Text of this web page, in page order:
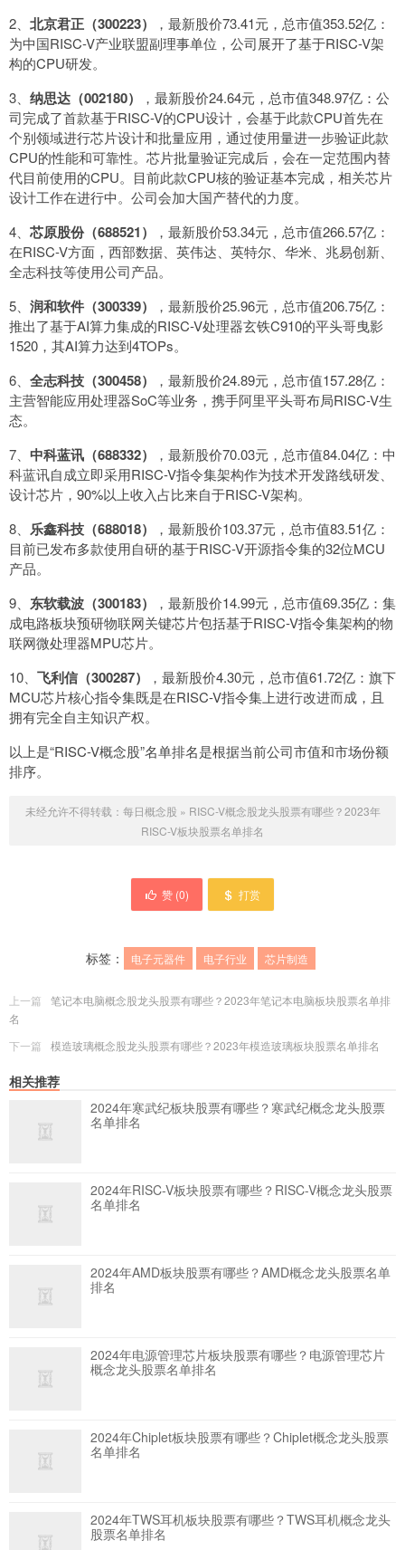
2、 北京君正（300223）
，最新股价73.41元，总市值353.52亿：
为中国RISC-V产业联盟副理事单位，公司展开了基于RISC-V架
构的CPU研发。
3、 纳思达（002180）
，最新股价24.64元，总市值348.97亿：公
司完成了首款基于RISC-V的CPU设计，会基于此款CPU首先在
个别领域进行芯片设计和批量应用，通过使用量进一步验证此款
CPU的性能和可靠性。芯片批量验证完成后，会在一定范围内替
代目前使用的CPU。目前此款CPU核的验证基本完成，相关芯片
设计工作在进行中。公司会加大国产替代的力度。
4、 芯原股份（688521）
，最新股价53.34元，总市值266.57亿：
在RISC-V方面，西部数据、英伟达、英特尔、华米、兆易创新、
全志科技等使用公司产品。
5、 润和软件（300339）
，最新股价25.96元，总市值206.75亿：
推出了基于AI算力集成的RISC-V处理器玄铁C910的平头哥曳影
1520，其AI算力达到4TOPs。
6、 全志科技（300458）
，最新股价24.89元，总市值157.28亿：
主营智能应用处理器SoC等业务，携手阿里平头哥布局RISC-V生
态。
7、 中科蓝讯（688332）
，最新股价70.03元，总市值84.04亿：中
科蓝讯自成立即采用RISC-V指令集架构作为技术开发路线研发、
设计芯片，90%以上收入占比来自于RISC-V架构。
8、 乐鑫科技（688018）
，最新股价103.37元，总市值83.51亿：
目前已发布多款使用自研的基于RISC-V开源指令集的32位MCU
产品。
9、 东软载波（300183）
，最新股价14.99元，总市值69.35亿：集
成电路板块预研物联网关键芯片包括基于RISC-V指令集架构的物
联网微处理器MPU芯片。
10、 飞利信（300287）
，最新股价4.30元，总市值61.72亿：旗下
MCU芯片核心指令集既是在RISC-V指令集上进行改进而成，且
拥有完全自主知识产权。
以上是“RISC-V概念股”名单排名是根据当前公司市值和市场份额
排序。
未经允许不得转载： 每日概念股 » RISC-V概念股龙头股票有哪些？2023年
RISC-V板块股票名单排名
赞 (0) 打赏
标签： 电子元器件 电子行业 芯片制造
上一篇
笔记本电脑概念股龙头股票有哪些？2023年笔记本电脑板块股票名单排
名
下一篇
模造玻璃概念股龙头股票有哪些？2023年模造玻璃板块股票名单排名
相关推荐
2024年寒武纪板块股票有哪些？寒武纪概念龙头股票
名单排名
2024年RISC-V板块股票有哪些？RISC-V概念龙头股票
名单排名
2024年AMD板块股票有哪些？AMD概念龙头股票名单
排名
2024年电源管理芯片板块股票有哪些？电源管理芯片
概念龙头股票名单排名
2024年Chiplet板块股票有哪些？Chiplet概念龙头股票
名单排名
2024年TWS耳机板块股票有哪些？TWS耳机概念龙头
股票名单排名